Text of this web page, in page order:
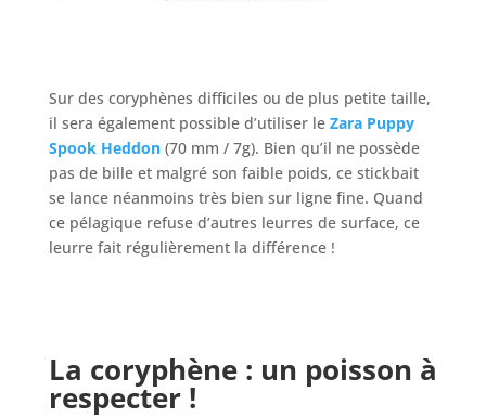
Sur des coryphènes difficiles ou de plus petite taille,
il sera également possible d’utiliser le Zara Puppy
Spook Heddon (70 mm / 7g). Bien qu’il ne possède
pas de bille et malgré son faible poids, ce stickbait
se lance néanmoins très bien sur ligne fine. Quand
ce pélagique refuse d’autres leurres de surface, ce
leurre fait régulièrement la différence !
La coryphène : un poisson à
respecter !